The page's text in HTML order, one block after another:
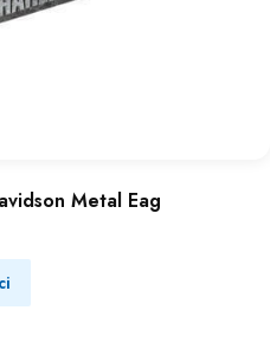
Metal Eag